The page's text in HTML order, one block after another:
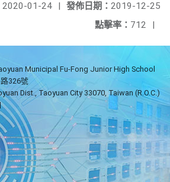
發佈日期： 2019-12-25
2020-01-24
|
點擊率： 712 |
Municipal Fu-Fong Junior High School
326號
Dist., Taoyuan City 33070, Taiwan (R.O.C.)
|